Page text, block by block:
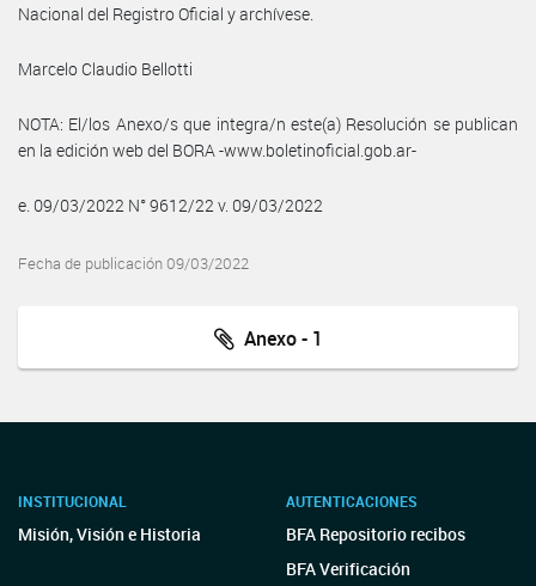
Nacional del Registro Oficial y archívese.
Marcelo Claudio Bellotti
NOTA: El/los Anexo/s que integra/n este(a) Resolución se publican
en la edición web del BORA -www.boletinoficial.gob.ar-
e. 09/03/2022 N° 9612/22 v. 09/03/2022
Fecha de publicación 09/03/2022
Anexo - 1
INSTITUCIONAL
Misión, Visión e Historia
AUTENTICACIONES
BFA Repositorio recibos
BFA Verificación